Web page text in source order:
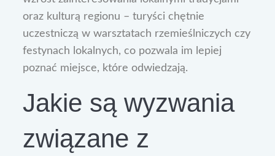
oraz kulturą regionu – turyści chętnie
uczestniczą w warsztatach rzemieślniczych czy
festynach lokalnych, co pozwala im lepiej
poznać miejsce, które odwiedzają.
Jakie są wyzwania
związane z